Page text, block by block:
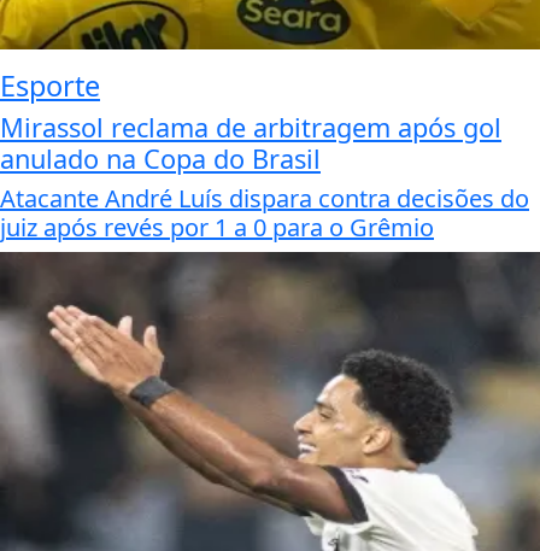
Esporte
Mirassol reclama de arbitragem após gol
anulado na Copa do Brasil
Atacante André Luís dispara contra decisões do
juiz após revés por 1 a 0 para o Grêmio